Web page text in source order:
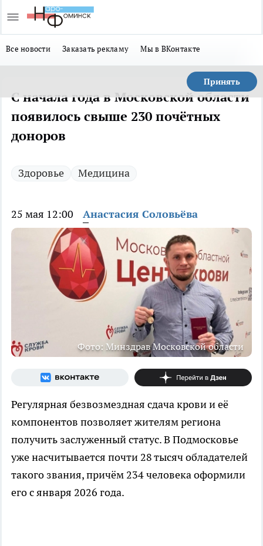
Все новости Заказать рекламу Мы в ВКонтакте
Принять
С начала года в Московской области
появилось свыше 230 почётных
доноров
Здоровье Медицина
25 мая 12:00 Анастасия Соловьёва
Фото: Минздрав Московской области
Регулярная безвозмездная сдача крови и её
компонентов позволяет жителям региона
получить заслуженный статус. В Подмосковье
уже насчитывается почти 28 тысяч обладателей
такого звания, причём 234 человека оформили
его с января 2026 года.